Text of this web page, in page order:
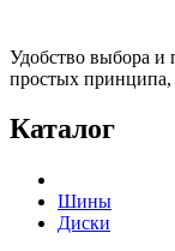
Удобство выбора и
простых
Каталог
Шины
Диски